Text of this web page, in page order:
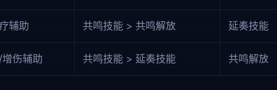
辅助 共鸣技能 > 共鸣解放 延奏技能
增伤辅助 共鸣技能 > 延奏技能 共鸣解放